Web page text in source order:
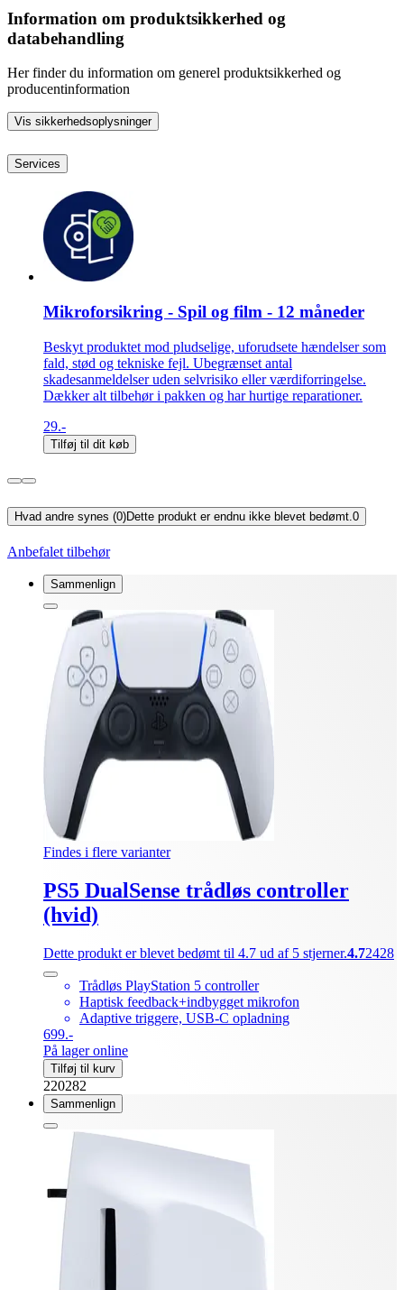
Information om produktsikkerhed og
databehandling
Her finder du information om generel produktsikkerhed og
producentinformation
Vis sikkerhedsoplysninger
Services
Mikroforsikring - Spil og film - 12 måneder
Beskyt produktet mod pludselige, uforudsete hændelser som
fald, stød og tekniske fejl. Ubegrænset antal
skadesanmeldelser uden selvrisiko eller værdiforringelse.
Dækker alt tilbehør i pakken og har hurtige reparationer.
29.-
Tilføj til dit køb
Hvad andre synes (0)Dette produkt er endnu ikke blevet bedømt.0
Anbefalet tilbehør
Sammenlign
Findes i flere varianter
PS5 DualSense trådløs controller
(hvid)
Dette produkt er blevet bedømt til 4.7 ud af 5 stjerner.4.72428
Trådløs PlayStation 5 controller
Haptisk feedback+indbygget mikrofon
Adaptive triggere, USB-C opladning
699.-
På lager online
Tilføj til kurv
220282
Sammenlign